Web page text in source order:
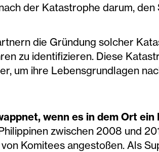
der Katastrophe darum,
die Gründung solcher
zu identifizieren. Diese
um ihre Lebensgrundlagen
wenn es in dem Ort
zwischen 2008 und
Komitees angestoßen. Als